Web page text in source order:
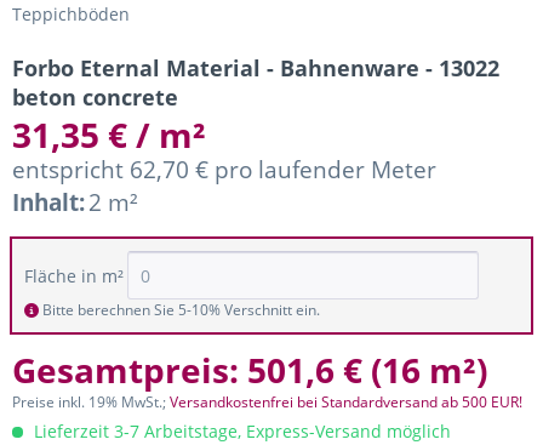
Teppichböden
Forbo Eternal Material - Bahnenware - 13022
beton concrete
31,35 € / m²
entspricht 62,70 € pro laufender Meter
Inhalt:2 m²
Fläche in m²
Bitte berechnen Sie 5-10% Verschnitt ein.
Gesamtpreis: 501,6 € (16 m²)
Preise inkl. 19% MwSt.;Versandkostenfrei bei Standardversand ab 500 EUR!
Lieferzeit 3-7 Arbeitstage, Express-Versand möglich